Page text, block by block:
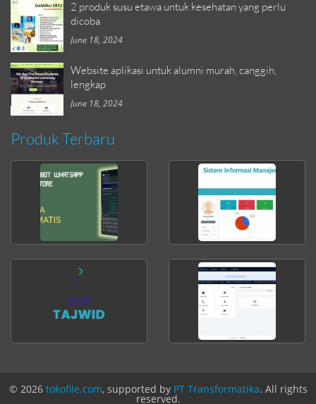
2 produk susu etawa untuk kesehatan yang perlu
dicoba
June 18, 2024
Website aplikasi untuk alumni murah, canggih,
lengkap
June 18, 2024
Produk Terbaru
© 2026 tokofile.com, supported by PT Transformatika. All rights
reserved.